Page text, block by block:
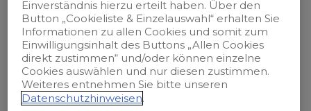
Impressum
Kontakt
Einverständnis hierzu erteilt haben. Über den
Button „Cookieliste & Einzelauswahl“ erhalten Sie
Informationen zu allen Cookies und somit zum
Einwilligungsinhalt des Buttons „Allen Cookies
direkt zustimmen“ und/oder können einzelne
Cookies auswählen und nur diesen zustimmen.
Weiteres entnehmen Sie bitte unseren
Datenschutzhinweisen.